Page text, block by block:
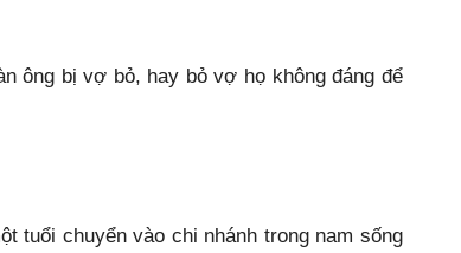
ông bị vợ bỏ, hay bỏ vợ họ không đáng để
tuổi chuyển vào chi nhánh trong nam sống